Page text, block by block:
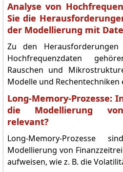
Analyse von
Sie die
der Modellierung mit
Zu den
Hochfrequenzdaten
Rauschen und
Modelle und
Long-Memory-Prozesse:
die Modellierung von
relevant?
Long-Memory-
Modellierung von
aufweisen, wie z. B. die